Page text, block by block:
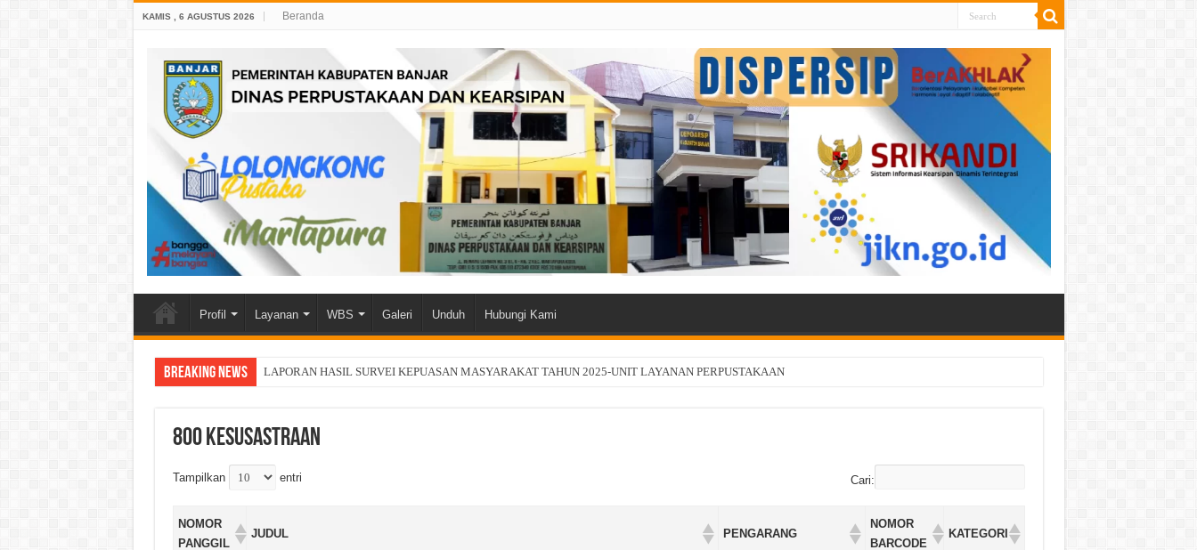
KAMIS , 6 AGUSTUS 2026 Beranda
Profil Layanan WBS Galeri Unduh Hubungi Kami
Breaking News LAPORAN HASIL SURVEI KEPUASAN MASYARAKAT TAHUN 2025-UNIT LAYANAN PERPUSTAKAAN
800 Kesusastraan
Tampilkan entri Cari:
NOMOR
PANGGIL
JUDUL PENGARANG
NOMOR
BARCODE
KATEGORI